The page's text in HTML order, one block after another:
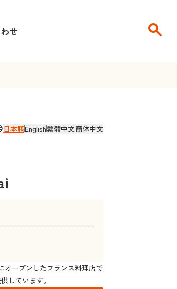
せ search
日本語English繁體中文簡体中文
オープンしたフランス料理店で
しています。